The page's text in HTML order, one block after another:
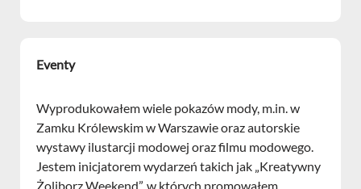
Eventy
Wyprodukowałem wiele pokazów mody, m.in. w
Zamku Królewskim w Warszawie oraz autorskie
wystawy ilustarcji modowej oraz filmu modowego.
Jestem inicjatorem wydarzeń takich jak „Kreatywny
Żoliborz Weekend”, w których promowałem